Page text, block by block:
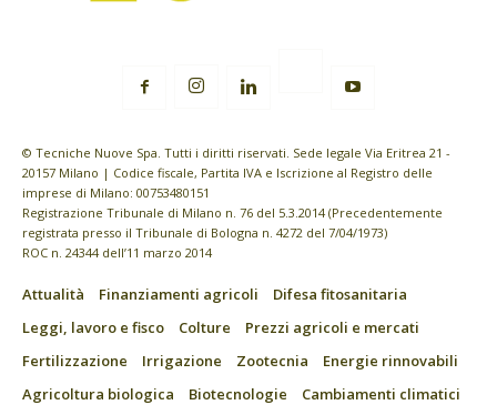
© Tecniche Nuove Spa. Tutti i diritti riservati. Sede legale Via Eritrea 21 -
20157 Milano | Codice fiscale, Partita IVA e Iscrizione al Registro delle
imprese di Milano: 00753480151
Registrazione Tribunale di Milano n. 76 del 5.3.2014 (Precedentemente
registrata presso il Tribunale di Bologna n. 4272 del 7/04/1973)
ROC n. 24344 dell’11 marzo 2014
Attualità Finanziamenti agricoli
Difesa fitosanitaria
Leggi, lavoro e fisco
Colture
Prezzi agricoli e mercati
Fertilizzazione
Irrigazione Zootecnia
Energie rinnovabili
Agricoltura biologica
Biotecnologie
Cambiamenti climatici